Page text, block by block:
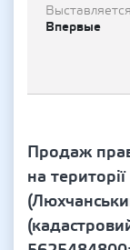
Впервые
Продаж
на